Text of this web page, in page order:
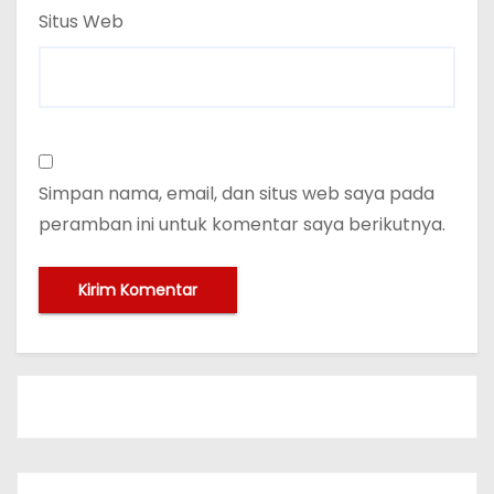
Situs Web
Simpan nama, email, dan situs web saya pada
peramban ini untuk komentar saya berikutnya.